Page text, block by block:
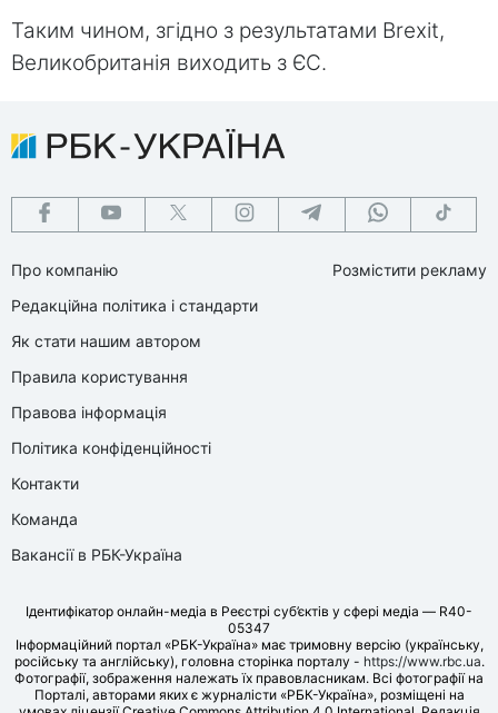
Таким чином, згідно з результатами Brexit,
Великобританія виходить з ЄС.
Про компанію
Редакційна політика і стандарти
Як стати нашим автором
Правила користування
Правова інформація
Політика конфіденційності
Контакти
Команда
Вакансії в РБК-Україна
Розмістити рекламу
Ідентифікатор онлайн-медіа в Реєстрі суб’єктів у сфері медіа — R40-
05347
Інформаційний портал «РБК-Україна» має тримовну версію (українську,
російську та англійську), головна сторінка порталу - https://www.rbc.ua.
Фотографії, зображення належать їх правовласникам. Всі фотографії на
Порталі, авторами яких є журналісти «РБК-Україна», розміщені на